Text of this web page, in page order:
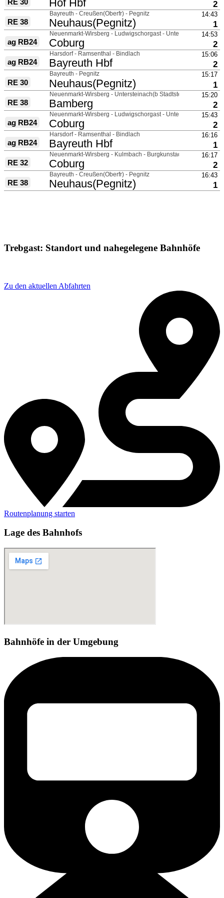
Trebgast: Standort und nahegelegene Bahnhöfe
Zu den aktuellen Abfahrten
Routenplanung starten
Lage des Bahnhofs
Bahnhöfe in der Umgebung